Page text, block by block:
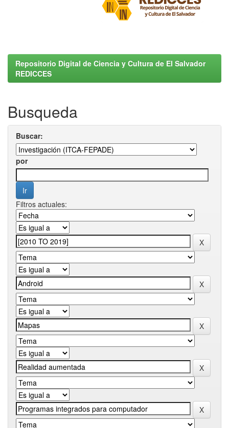
Repositorio Digital de Ciencia y Cultura de El Salvador
REDICCES
Busqueda
Buscar:
por
Filtros actuales: